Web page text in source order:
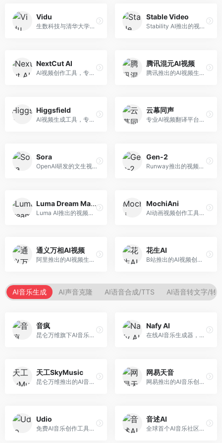
Vidu
生数科技与清华大学联合研发的AI视频生成大模型。面向视频创作者和内容生产者，支持文生视频、图生视频，视频质量高，物理运动理解准确，国产视频生成领先工具。
Stable Video
Stability AI推出的视频生成模型，开源可部署。面向开发者和专业创作者，支持视频生成、视频编辑等功能，开源生态完善，定制化程度高。
NextCut AI
AI视频创作工具，专注于智能剪辑和视频生成。面向视频创作者，提供智能剪辑、视频生成、特效添加等功能，剪辑效率高，适合快节奏内容生产。
腾讯混元AI视频
腾讯推出的AI视频生成工具，基于混元大模型。面向腾讯生态用户和内容创作者，支持文生视频、视频编辑等功能，与腾讯产品生态深度整合。
Higgsfield
AI视频生成工具，专注于高质量视频内容创作。面向视频创作者和营销人员，支持文生视频、视频编辑等功能，视频效果逼真，适合商业应用。
云幕同声
专业AI视频翻译平台，支持视频多语言配音和字幕生成。面向跨境电商和内容出海从业者，提供视频翻译、配音、字幕生成等服务，多语言支持完善。
Sora
OpenAI研发的文生视频大模型，可根据文字描述生成长达60秒的高清视频。面向影视创作者、广告从业者和内容生产者，视频连贯性强，物理世界理解准确，代表了AI视频生成的最高水平。
Gen-2
Runway推出的视频生成模型，专注于文生视频和视频风格转换。面向影视制作人和创意工作者，支持文本到视频、图像到视频等多种生成模式，视频质量专业级。
Luma Dream Machine
Luma AI推出的视频生成工具，专注于高质量视频创作。面向影视创作者和内容生产者，支持文生视频、图生视频，视频质量高，物理运动流畅自然。
MochiAni
AI动画视频创作工具，专注于动画内容生成。面向动画创作者和二次元内容生产者，支持动画风格视频生成，动画效果流畅，适合动漫内容创作。
通义万相AI视频
阿里推出的AI视频生成服务，整合图像与视频创作能力。面向电商和营销从业者，支持商品视频生成、营销视频制作等服务，商业应用场景丰富。
花生AI
B站推出的AI视频创作工具，专注于短视频内容生成。面向B站创作者，支持视频生成、视频编辑等功能，与B站平台深度整合，创作效率高。
AI音乐生成 AI声音克隆 AI语音合成/TTS AI语音转文字/转
音疯
昆仑万维旗下AI音乐创作平台，专注于音乐内容生成。面向音乐爱好者和内容创作者，提供多种风格音乐生成，操作简便，创作速度快。
Nafy AI
在线AI音乐生成器，专注于快速音乐创作。面向内容创作者，支持多种风格音乐生成，操作简便，生成速度快，适合快速配乐需求。
天工SkyMusic
昆仑万维推出的AI音乐创作平台，基于天工大模型。面向音乐创作者，支持歌词生成、旋律创作、音乐编曲等服务，中文音乐创作能力强。
网易天音
网易推出的AI音乐创作工具，支持作词、作曲与编曲。面向音乐爱好者和独立音乐人，提供歌词生成、旋律创作、编曲制作等服务，与网易云音乐生态深度整合。
Udio
免费AI音乐创作工具，专注于高质量音乐生成。面向音乐创作者和内容制作者，支持多种音乐风格生成，音质专业，创作自由度高，适合专业音乐制作场景。
音述AI
全球首个AI音乐社区平台，整合创作与分享功能。面向音乐创作者和爱好者，提供音乐创作、作品分享、社区交流等服务，社区氛围活跃。